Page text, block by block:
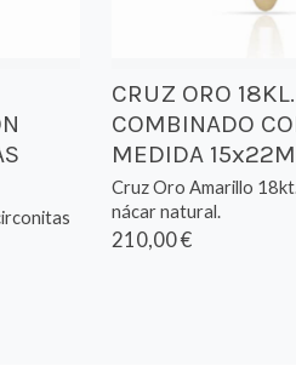
CRUZ ORO 18KL.
COMBINADO
MEDIDA
Cruz Oro Amarillo
nácar natural.
210,00 €